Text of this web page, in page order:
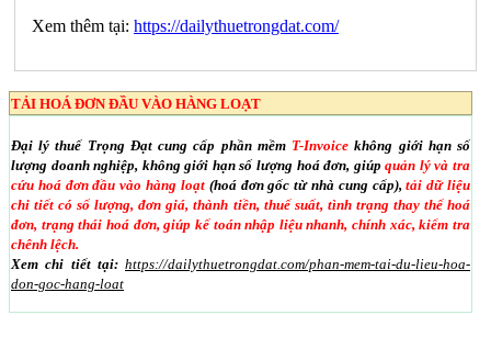
Xem thêm tại: https://dailythuetrongdat.com/
TẢI HOÁ ĐƠN ĐẦU VÀO HÀNG LOẠT
Đại lý thuế Trọng Đạt cung cấp phần mềm T-Invoice không giới hạn số
lượng doanh nghiệp, không giới hạn số lượng hoá đơn, giúpquản lý và tra
cứu hoá đơn đầu vào hàng loạt(hoá đơn gốc từ nhà cung cấp),tải dữ liệu
chi tiết có số lượng, đơn giá, thành tiền, thuế suất, tình trạng thay thế hoá
đơn, trạng thái hoá đơn, giúp kế toán nhập liệu nhanh, chính xác, kiểm tra
chênh lệch.
Xem chi tiết tại: https://dailythuetrongdat.com/phan-mem-tai-du-lieu-hoa-
don-goc-hang-loat